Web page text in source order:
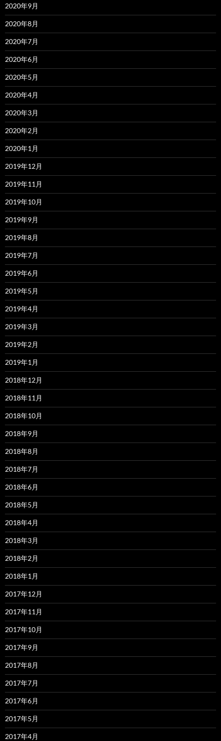
2020年9月
2020年8月
2020年7月
2020年6月
2020年5月
2020年4月
2020年3月
2020年2月
2020年1月
2019年12月
2019年11月
2019年10月
2019年9月
2019年8月
2019年7月
2019年6月
2019年5月
2019年4月
2019年3月
2019年2月
2019年1月
2018年12月
2018年11月
2018年10月
2018年9月
2018年8月
2018年7月
2018年6月
2018年5月
2018年4月
2018年3月
2018年2月
2018年1月
2017年12月
2017年11月
2017年10月
2017年9月
2017年8月
2017年7月
2017年6月
2017年5月
2017年4月